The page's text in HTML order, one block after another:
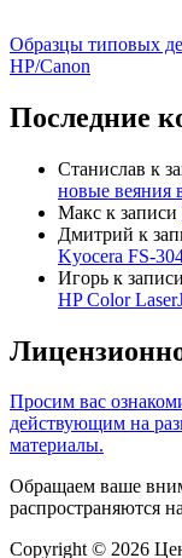
Образцы типовых
HP/Canon
Последние
Станислав к
новые веяния
Макс к записи
Дмитрий к
Kyocera FS-
Игорь к записи
HP Color
Просим вас
действующим на
материалы.
Обращаем ваше
распространяются
Copyright © 2026